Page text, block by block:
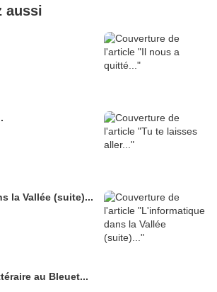
aussi
la Vallée (suite)...
au Bleuet...